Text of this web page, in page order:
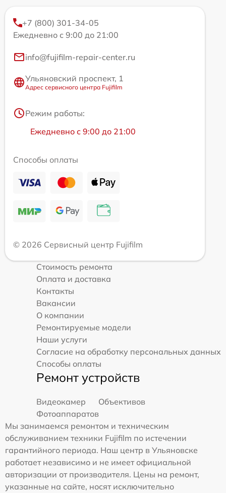
+7 (800) 301-34-05
Ежедневно с 9:00 до 21:00
info@fujifilm-repair-center.ru
Ульяновский проспект, 1
Адрес сервисного центра Fujifilm
Режим работы:
Ежедневно с 9:00 до 21:00
Способы оплаты
© 2026 Сервисный центр Fujifilm
Стоимость ремонта
Оплата и доставка
Контакты
Вакансии
О компании
Ремонтируемые модели
Наши услуги
Согласие на обработку персональных данных
Способы оплаты
Ремонт устройств
Видеокамер
Объективов
Фотоаппаратов
Мы занимаемся ремонтом и техническим
обслуживанием техники Fujifilm по истечении
гарантийного периода. Наш центр в Ульяновске
работает независимо и не имеет официальной
авторизации от производителя. Цены на ремонт,
указанные на сайте, носят исключительно